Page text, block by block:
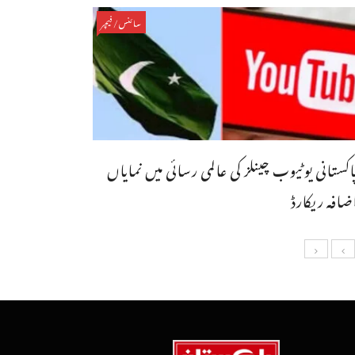
سائنس/فیچر
یوٹیوب چینلز کی عالمی رسائی میں نمایاں
ریکارڈ